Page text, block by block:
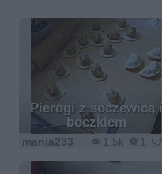
Pierogi z soczewicą i
boczkiem
1.5k 1
mania233